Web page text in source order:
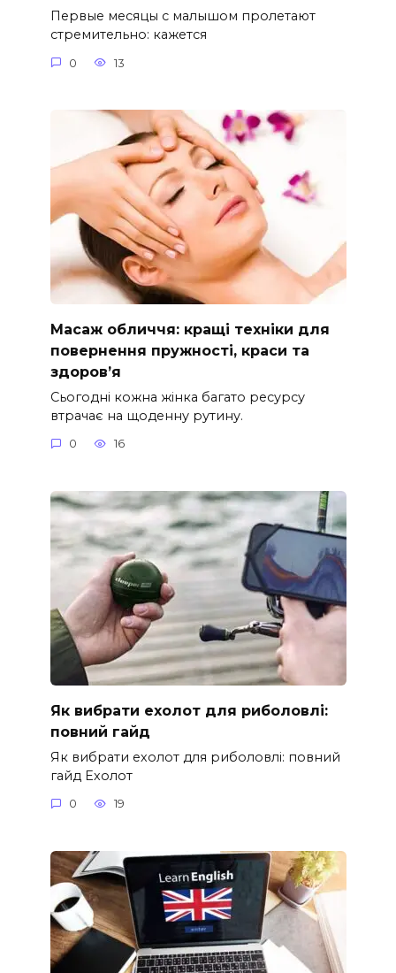
Первые месяцы с малышом пролетают
стремительно: кажется
0 13
Масаж обличчя: кращі техніки для
повернення пружності, краси та
здоров’я
Сьогодні кожна жінка багато ресурсу
втрачає на щоденну рутину.
0 16
Як вибрати ехолот для риболовлі:
повний гайд
Як вибрати ехолот для риболовлі: повний
гайд Ехолот
0 19